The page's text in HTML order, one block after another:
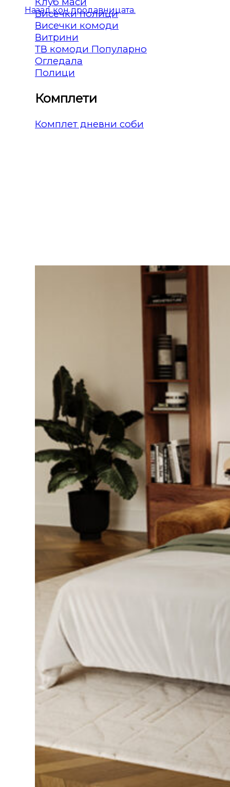
Назад кон продавницата.
Висечки полици
Висечки комоди
Витрини
ТВ комоди
Огледала
Полици
Комплети
Комплет дневни соби